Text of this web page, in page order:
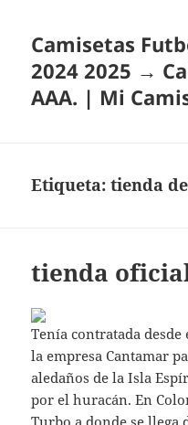
Camisetas
2024 2025 →
AAA. | Mi
Etiqueta:tienda
tienda
Tenía contratada
la empresa Cantamar
aledaños de la Isla
por el huracán. En